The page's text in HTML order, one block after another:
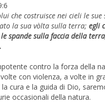
che costruisce nei cieli le
la sua vòlta sulla terra; egli
spande sulla faccia della
contro la forza della
con violenza, a volte in
cura e la guida di Dio,
occasionali della natura.